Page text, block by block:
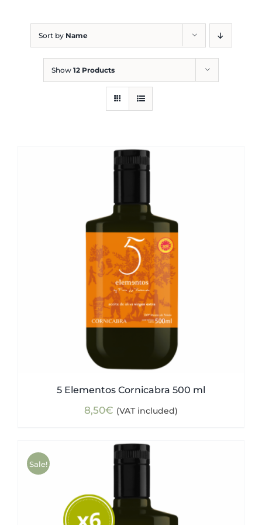
Sort by Name
Show 12 Products
5 Elementos Cornicabra 500 ml
8,50€ (VAT included)
Sale!